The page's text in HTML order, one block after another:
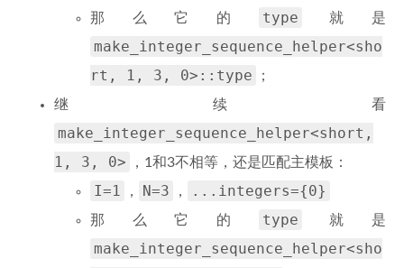
那么它的 type 就是
make_integer_sequence_helper<sho
rt, 1, 3, 0>::type
；
继续看
make_integer_sequence_helper<short,
1, 3, 0>
，1和3不相等，还是匹配主模板：
I=1 ， N=3 ， ...integers={0}
那么它的 type 就是
make_integer_sequence_helper<sho